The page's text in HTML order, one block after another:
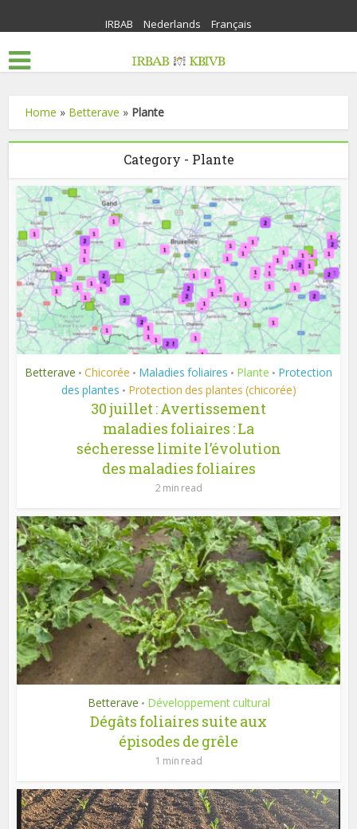
IRBAB Nederlands Français
Home » Betterave » Plante
Category - Plante
Betterave • Chicorée • Maladies foliaires • Plante • Protection
des plantes • Protection des plantes (chicorée)
30 juillet : Avertissement
maladies foliaires : La
sécheresse limite l’évolution
des maladies foliaires
2 min read
Betterave • Développement cultural
Dégâts foliaires suite aux
épisodes de grêle
1 min read